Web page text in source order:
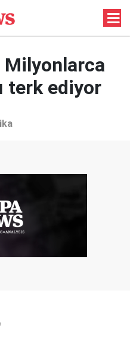
Milyonlarca
terk ediyor